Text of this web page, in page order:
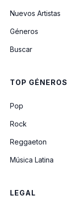
Nuevos Artistas
Géneros
Buscar
TOP GÉNEROS
Pop
Rock
Reggaeton
Música Latina
LEGAL